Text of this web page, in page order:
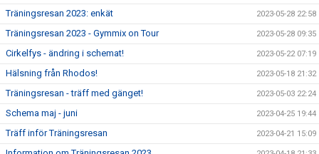
Träningsresan 2023: enkät 2023-05-28 22:58
Träningsresan 2023 - Gymmix on Tour 2023-05-28 09:35
Cirkelfys - ändring i schemat! 2023-05-22 07:19
Hälsning från Rhodos! 2023-05-18 21:32
Träningsresan - träff med gänget! 2023-05-03 22:24
Schema maj - juni 2023-04-25 19:44
Träff inför Träningsresan 2023-04-21 15:09